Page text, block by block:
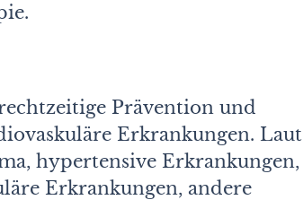
Prävention und
Erkrankungen. Laut
hypertensive Erkran­kungen,
Erkrankungen, andere